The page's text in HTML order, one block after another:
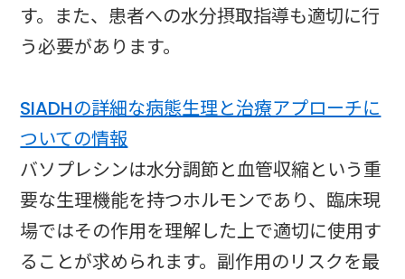
す。また、患者への水分摂取指導も適切に行
う必要があります。
SIADHの詳細な病態生理と治療アプローチに
ついての情報
バソプレシンは水分調節と血管収縮という重
要な生理機能を持つホルモンであり、臨床現
場ではその作用を理解した上で適切に使用す
ることが求められます。副作用のリスクを最